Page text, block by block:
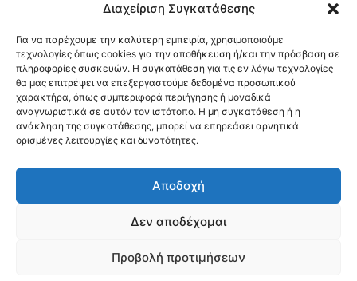
Διαχείριση Συγκατάθεσης
Για να παρέχουμε την καλύτερη εμπειρία, χρησιμοποιούμε
τεχνολογίες όπως cookies για την αποθήκευση ή/και την πρόσβαση σε
πληροφορίες συσκευών. Η συγκατάθεση για τις εν λόγω τεχνολογίες
θα μας επιτρέψει να επεξεργαστούμε δεδομένα προσωπικού
χαρακτήρα, όπως συμπεριφορά περιήγησης ή μοναδικά
αναγνωριστικά σε αυτόν τον ιστότοπο. Η μη συγκατάθεση ή η
ανάκληση της συγκατάθεσης, μπορεί να επηρεάσει αρνητικά
ορισμένες λειτουργίες και δυνατότητες.
Αποδοχή
Δεν αποδέχομαι
Προβολή προτιμήσεων
Στο Καφενείο θα βρείτε όλες τις ειδήσεις που αφορούν την Νέα
Φιλαδέλφεια και τη Νέα Χαλκηδόνα, καυτή αρθρογραφία, καθώς και
όλα τα νέα που σας αφορούν.